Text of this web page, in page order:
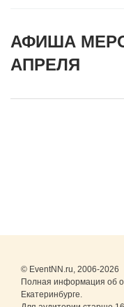
АФИША
АПРЕЛЯ
© EventNN.ru, 2006-2026
Полная информация об
Екатеринбурге.